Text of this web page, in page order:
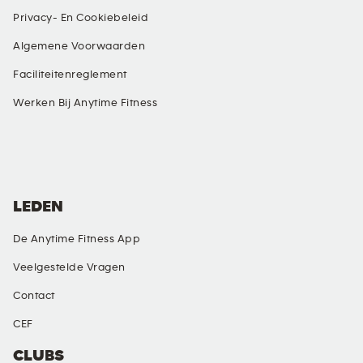
Privacy- En Cookiebeleid
Algemene Voorwaarden
Faciliteitenreglement
Werken Bij Anytime Fitness
CLUBS
LEDEN
De Anytime Fitness App
Veelgestelde Vragen
Contact
CEF